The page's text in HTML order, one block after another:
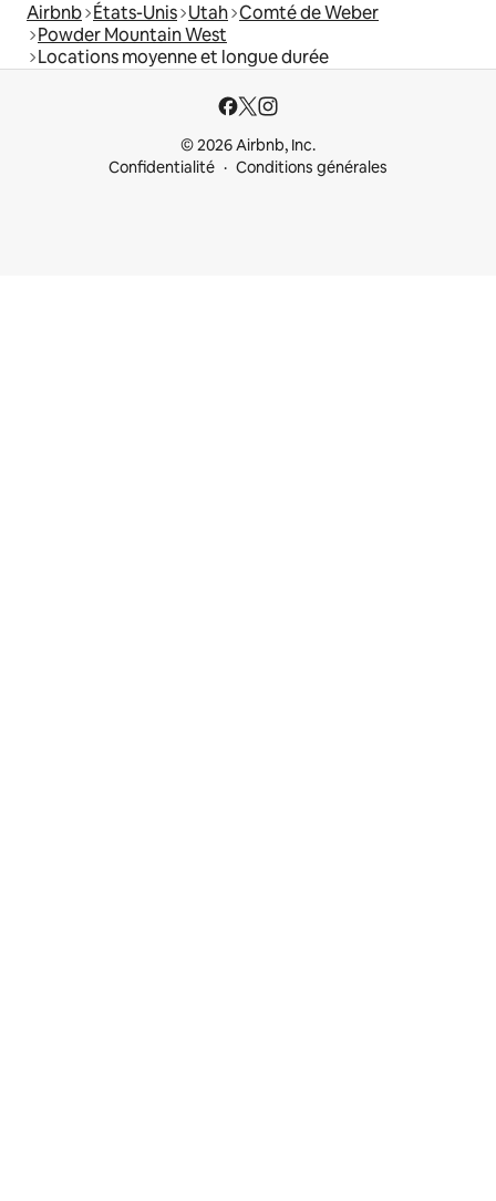
Airbnb États-Unis Utah Comté de Weber
Powder Mountain West
Locations moyenne et longue durée
© 2026 Airbnb, Inc.
Confidentialité
Conditions générales